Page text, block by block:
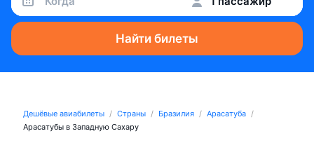
Найти билеты
Дешёвые авиабилеты Страны Бразилия
Арасатуба
Арасатубы в Западную Сахару